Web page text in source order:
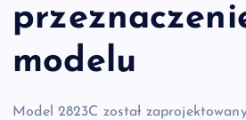
modelu
Model 2823C został